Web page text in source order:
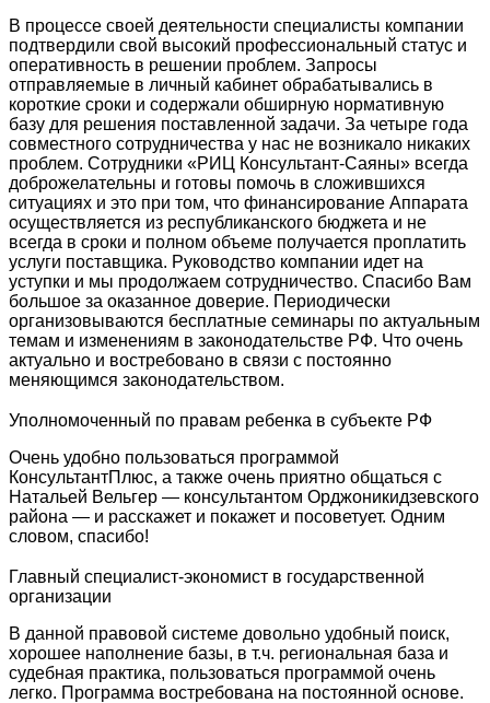
В процессе своей деятельности специалисты компании
подтвердили свой высокий профессиональный статус и
оперативность в решении проблем. Запросы
отправляемые в личный кабинет обрабатывались в
короткие сроки и содержали обширную нормативную
базу для решения поставленной задачи. За четыре года
совместного сотрудничества у нас не возникало никаких
проблем. Сотрудники «РИЦ Консультант-Саяны» всегда
доброжелательны и готовы помочь в сложившихся
ситуациях и это при том, что финансирование Аппарата
осуществляется из республиканского бюджета и не
всегда в сроки и полном объеме получается проплатить
услуги поставщика. Руководство компании идет на
уступки и мы продолжаем сотрудничество. Спасибо Вам
большое за оказанное доверие. Периодически
организовываются бесплатные семинары по актуальным
темам и изменениям в законодательстве РФ. Что очень
актуально и востребовано в связи с постоянно
меняющимся законодательством.
Уполномоченный по правам ребенка в субъекте РФ
Очень удобно пользоваться программой
КонсультантПлюс, а также очень приятно общаться с
Натальей Вельгер — консультантом Орджоникидзевского
района — и расскажет и покажет и посоветует. Одним
словом, спасибо!
Главный специалист-экономист в государственной
организации
В данной правовой системе довольно удобный поиск,
хорошее наполнение базы, в т.ч. региональная база и
судебная практика, пользоваться программой очень
легко. Программа востребована на постоянной основе.